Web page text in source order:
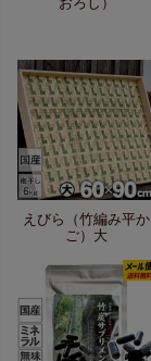
えびら（竹編み平か
ご）大